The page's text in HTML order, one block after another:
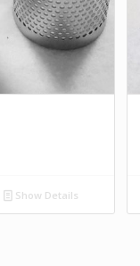
Show Details